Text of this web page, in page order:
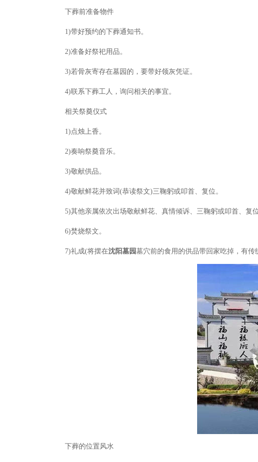
下葬前准备物件
1)带好预约的下葬通知书。
2)准备好祭祀用品。
3)若骨灰寄存在墓园的，要带好领灰凭证。
4)联系下葬工人，询问相关的事宜。
相关祭奠仪式
1)点烛上香。
2)奏响祭奠音乐。
3)敬献供品。
4)敬献鲜花并致词(恭读祭文)三鞠躬或叩首、复位。
5)其他亲属依次出场敬献鲜花、真情倾诉、三鞠躬或叩首、复位
6)焚烧祭文。
7)礼成(将摆在沈阳墓园墓穴前的食用的供品带回家吃掉，有
下葬的位置风水